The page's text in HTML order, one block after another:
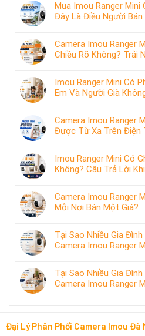
Mua Imou Ranger Mini
Đây Là Điều Người Bán
Camera Imou Ranger
Chiều Rõ Không? Trải
Imou Ranger Mini Có
Em Và Người Già
Camera Imou Ranger
Được Từ Xa Trên Điện
Imou Ranger Mini Có
Không? Câu Trả Lời
Camera Imou Ranger
Mỗi Nơi Bán Một Giá?
Tại Sao Nhiều Gia
Camera Imou Ranger
Tại Sao Nhiều Gia
Camera Imou Ranger
Đại Lý Phân Phối Camera Imou Đà